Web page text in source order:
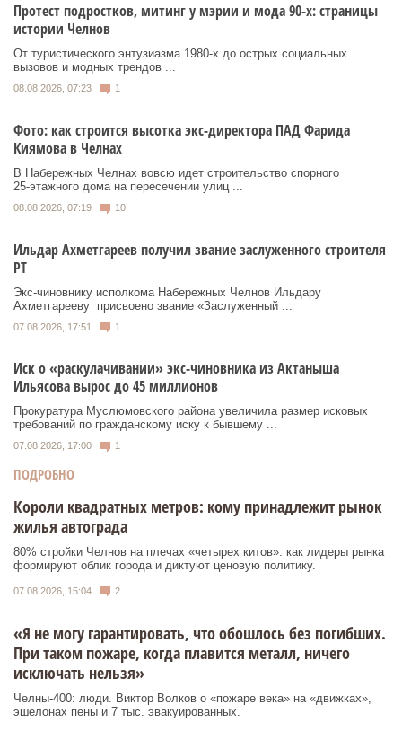
Протест подростков, митинг у мэрии и мода 90-х: страницы
истории Челнов
От туристического энтузиазма 1980‑х до острых социальных
вызовов и модных трендов ...
08.08.2026, 07:23 1
Фото: как строится высотка экс-директора ПАД Фарида
Киямова в Челнах
В Набережных Челнах вовсю идет строительство спорного
25‑этажного дома на пересечении улиц ...
08.08.2026, 07:19 10
Ильдар Ахметгареев получил звание заслуженного строителя
РТ
Экс‑чиновнику исполкома Набережных Челнов Ильдару
Ахметгарееву присвоено звание «Заслуженный ...
07.08.2026, 17:51 1
Иск о «раскулачивании» экс-чиновника из Актаныша
Ильясова вырос до 45 миллионов
Прокуратура Муслюмовского района увеличила размер исковых
требований по гражданскому иску к бывшему ...
07.08.2026, 17:00 1
ПОДРОБНО
Короли квадратных метров: кому принадлежит рынок
жилья автограда
80% стройки Челнов на плечах «четырех китов»: как лидеры рынка
формируют облик города и диктуют ценовую политику.
07.08.2026, 15:04 2
«Я не могу гарантировать, что обошлось без погибших.
При таком пожаре, когда плавится металл, ничего
исключать нельзя»
Челны-400: люди. Виктор Волков о «пожаре века» на «движках»,
эшелонах пены и 7 тыс. эвакуированных.